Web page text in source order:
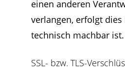
einen anderen
verlangen, erfolgt dies
technisch machbar ist.
SSL- bzw. TLS-